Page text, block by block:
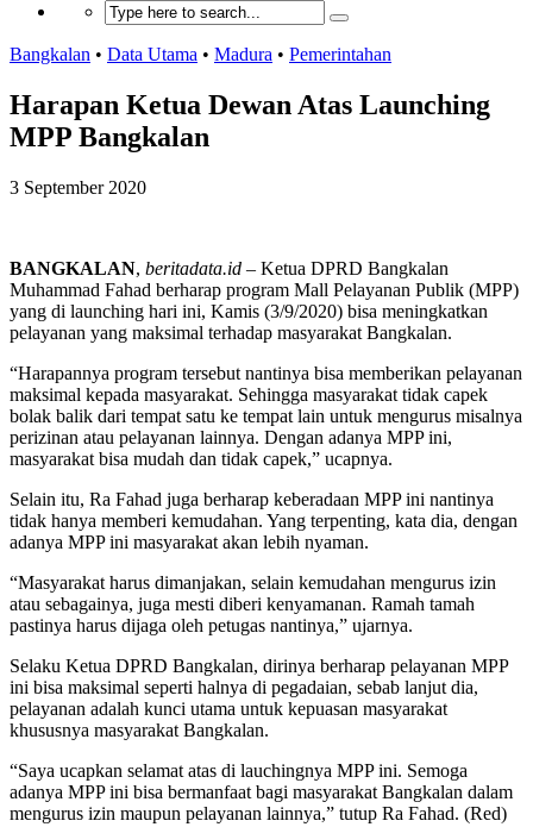
Bangkalan • Data Utama • Madura • Pemerintahan
Harapan Ketua Dewan Atas Launching
MPP Bangkalan
3 September 2020
BANGKALAN, beritadata.id – Ketua DPRD Bangkalan
Muhammad Fahad berharap program Mall Pelayanan Publik (MPP)
yang di launching hari ini, Kamis (3/9/2020) bisa meningkatkan
pelayanan yang maksimal terhadap masyarakat Bangkalan.
“Harapannya program tersebut nantinya bisa memberikan pelayanan
maksimal kepada masyarakat. Sehingga masyarakat tidak capek
bolak balik dari tempat satu ke tempat lain untuk mengurus misalnya
perizinan atau pelayanan lainnya. Dengan adanya MPP ini,
masyarakat bisa mudah dan tidak capek,” ucapnya.
Selain itu, Ra Fahad juga berharap keberadaan MPP ini nantinya
tidak hanya memberi kemudahan. Yang terpenting, kata dia, dengan
adanya MPP ini masyarakat akan lebih nyaman.
“Masyarakat harus dimanjakan, selain kemudahan mengurus izin
atau sebagainya, juga mesti diberi kenyamanan. Ramah tamah
pastinya harus dijaga oleh petugas nantinya,” ujarnya.
Selaku Ketua DPRD Bangkalan, dirinya berharap pelayanan MPP
ini bisa maksimal seperti halnya di pegadaian, sebab lanjut dia,
pelayanan adalah kunci utama untuk kepuasan masyarakat
khususnya masyarakat Bangkalan.
“Saya ucapkan selamat atas di lauchingnya MPP ini. Semoga
adanya MPP ini bisa bermanfaat bagi masyarakat Bangkalan dalam
mengurus izin maupun pelayanan lainnya,” tutup Ra Fahad. (Red)